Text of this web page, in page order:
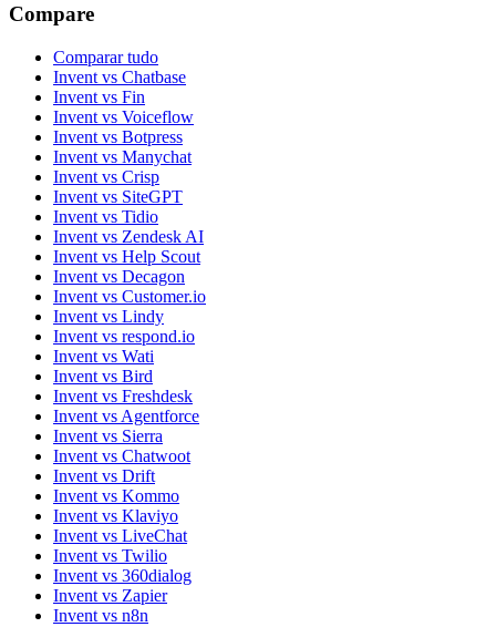
Compare
Comparar tudo
Invent vs Chatbase
Invent vs Fin
Invent vs Voiceflow
Invent vs Botpress
Invent vs Manychat
Invent vs Crisp
Invent vs SiteGPT
Invent vs Tidio
Invent vs Zendesk AI
Invent vs Help Scout
Invent vs Decagon
Invent vs Customer.io
Invent vs Lindy
Invent vs respond.io
Invent vs Wati
Invent vs Bird
Invent vs Freshdesk
Invent vs Agentforce
Invent vs Sierra
Invent vs Chatwoot
Invent vs Drift
Invent vs Kommo
Invent vs Klaviyo
Invent vs LiveChat
Invent vs Twilio
Invent vs 360dialog
Invent vs Zapier
Invent vs n8n